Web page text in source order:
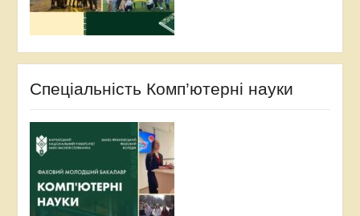
Спеціальність Комп’ютерні науки